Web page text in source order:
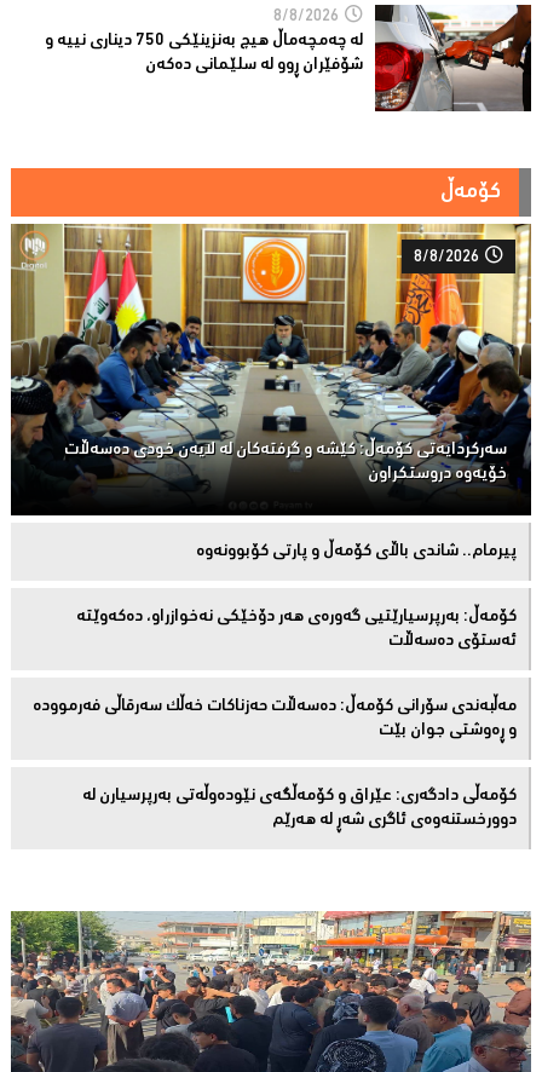
8/8/2026
لە چەمچەماڵ هیچ بەنزینێکى 750 دیناری نییە و
شۆفێران ڕوو لە سلێمانى دەکەن
کۆمەڵ
8/8/2026
سەركردایەتی كۆمەڵ: كێشە و گرفتەكان لە لایەن خودی دەسەڵات
خۆیەوە دروستكراون
پیرمام.. شاندی باڵای كۆمه‌ڵ و پارتی كۆبوونه‌وه‌
كۆمەڵ: بەرپرسیارێتیی گەورەی هەر دۆخێکی نەخوازراو، دەكەوێتە
ئەستۆی دەسەڵات
مەڵبەندى سۆرانى کۆمەڵ: دەسەڵات حەزناکات خەڵک سەرقاڵى فەرموودە
و ڕەوشتى جوان بێت
کۆمەڵى دادگەرى: عێراق و كۆمەڵگەی نێودەوڵەتی بەرپرسیارن لە
دوورخستنەوەى ئاگری شەڕ لە هەرێم